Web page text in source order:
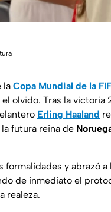
la Copa Mundial de la
olvido. Tras la victoria
Erling Haaland
la futura reina de
formalidades y abrazó a
de inmediato el
realeza.